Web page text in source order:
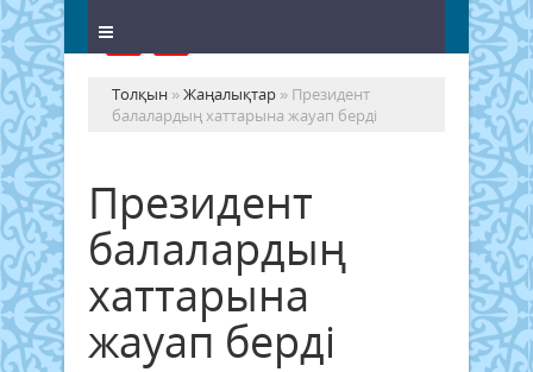
Толқын »Жаңалықтар » Президент
балалардың хаттарына жауап берді
Президент
балалардың
хаттарына
жауап берді